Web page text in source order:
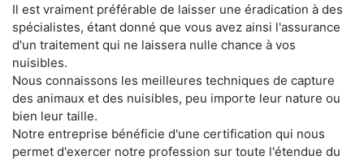
Il est vraiment préférable de laisser une éradication à des
spécialistes, étant donné que vous avez ainsi l'assurance
d'un traitement qui ne laissera nulle chance à vos
nuisibles.
Nous connaissons les meilleures techniques de capture
des animaux et des nuisibles, peu importe leur nature ou
bien leur taille.
Notre entreprise bénéficie d'une certification qui nous
permet d'exercer notre profession sur toute l'étendue du